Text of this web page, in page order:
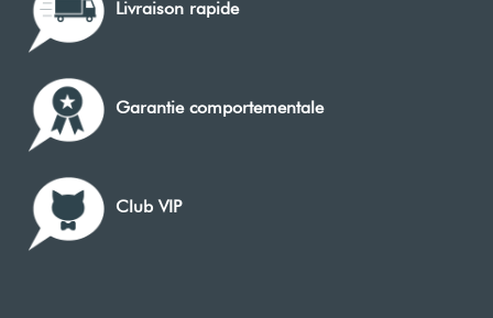
Livraison rapide
Garantie comportementale
Club VIP